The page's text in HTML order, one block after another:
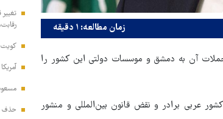
زمان مطالعه: ۱ دقیقه
آن به دمشق و موسسات دولتی این کشور را
عربی برادر و نقض قانون بین‌المللی و منشور
کویت
حذف